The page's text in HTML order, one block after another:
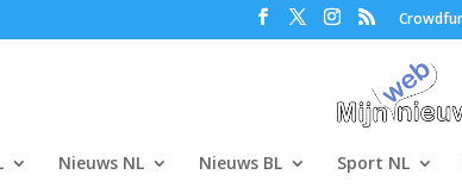
Nieuws NL Nieuws BL Sport NL